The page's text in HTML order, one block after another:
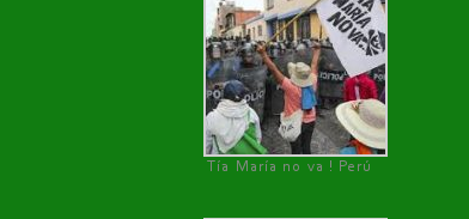
Tía María no va ! Perú